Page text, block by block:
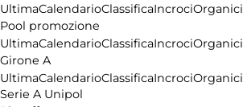
UltimaCalendarioClassificaIncrociOrganici
Pool promozione
UltimaCalendarioClassificaIncrociOrganici
Girone A
UltimaCalendarioClassificaIncrociOrganici
Serie A Unipol